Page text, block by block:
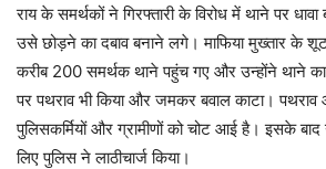
राय के समर्थकों ने गिरफ्तारी के विरोध में थाने पर
उसे छोड़ने का दबाव बनाने लगे। माफिया मुख्तार के
करीब 200 समर्थक थाने पहुंच गए और उन्होंने थाने
पर पथराव भी किया और जमकर बवाल काटा।
पुलिसकर्मियों और ग्रामीणों को चोट आई है। इसके
लिए पुलिस ने लाठीचार्ज किया।